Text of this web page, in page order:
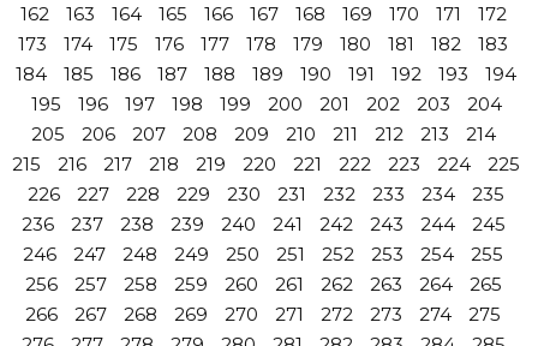
162
163 164 165 166 167 168 169 170 171
172
173
174 175 176 177 178 179 180 181 182
183
184
185 186 187 188 189 190 191 192 193
194
195
196 197 198 199 200 201 202 203
204
205
206 207 208 209 210 211 212 213
214
215
216 217 218 219 220 221 222 223 224
225
226
227 228 229 230 231 232 233 234
235
236
237 238 239 240 241 242 243 244
245
246
247 248 249 250 251 252 253 254
255
256
257 258 259 260 261 262 263 264
265
266
267 268 269 270 271 272 273 274
275